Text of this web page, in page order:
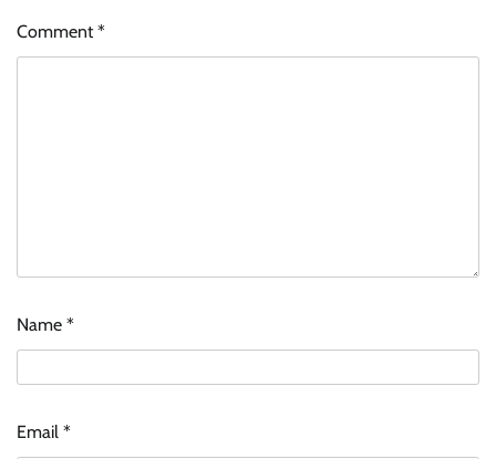
Comment*
Name *
Email *